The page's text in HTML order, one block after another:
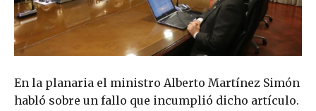
En la planaria el ministro Alberto Martínez Simón
habló sobre un fallo que incumplió dicho artículo.